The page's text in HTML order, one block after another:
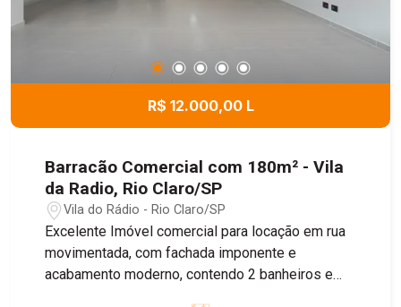
R$ 12.000,00 L
Barracão Comercial com 180m² - Vila
da Radio, Rio Claro/SP
Vila do Rádio - Rio Claro/SP
Excelente Imóvel comercial para locação em rua
movimentada, com fachada imponente e
acabamento moderno, contendo 2 banheiros e